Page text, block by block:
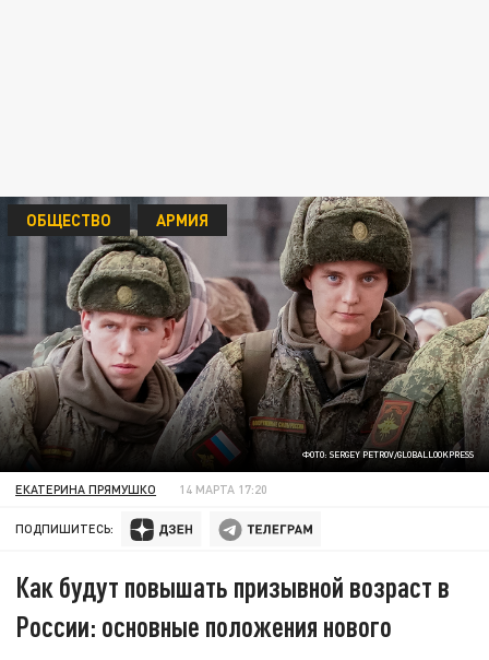
ФОТО: SERGEY PETROV/GLOBALLOOKPRESS
ОБЩЕСТВО АРМИЯ
ЕКАТЕРИНА ПРЯМУШКО 14 МАРТА 17:20
ПОДПИШИТЕСЬ:
Как будут повышать призывной возраст в
России: основные положения нового